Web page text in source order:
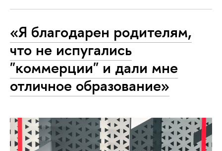
«Я благодарен родителям,
что не испугались
"коммерции" и дали мне
отличное образование»